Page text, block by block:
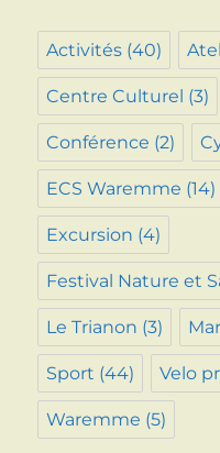
Activités (40)
Centre Culturel (3)
Conférence (2)
ECS Waremme (14)
Excursion (4)
Festival Nature et
Le Trianon (3)
Sport (44) Velo
Waremme (5)